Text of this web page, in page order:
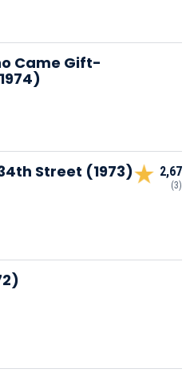
Came Gift-
Street (1973) 2,67
(3)